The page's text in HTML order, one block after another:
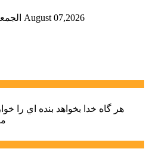
الجمعة ۲۲ August 07,2026
هر گاه خدا بخواهد بنده اي را